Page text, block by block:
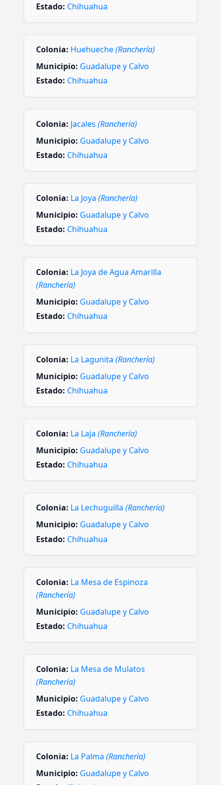
Estado: Chihuahua
Colonia: Huehueche(Ranchería)
Municipio: Guadalupe y Calvo
Estado: Chihuahua
Colonia: Jacales (Ranchería)
Municipio: Guadalupe y Calvo
Estado: Chihuahua
Colonia: La Joya (Ranchería)
Municipio: Guadalupe y Calvo
Estado: Chihuahua
Colonia: La Joya de Agua Amarilla
(Ranchería)
Municipio: Guadalupe y Calvo
Estado: Chihuahua
Colonia: La Lagunita (Ranchería)
Municipio: Guadalupe y Calvo
Estado: Chihuahua
Colonia: La Laja (Ranchería)
Municipio: Guadalupe y Calvo
Estado: Chihuahua
Colonia: La Lechuguilla (Ranchería)
Municipio: Guadalupe y Calvo
Estado: Chihuahua
Colonia: La Mesa de Espinoza
(Ranchería)
Municipio: Guadalupe y Calvo
Estado: Chihuahua
Colonia: La Mesa de Mulatos
(Ranchería)
Municipio: Guadalupe y Calvo
Estado: Chihuahua
Colonia: La Palma (Ranchería)
Municipio: Guadalupe y Calvo